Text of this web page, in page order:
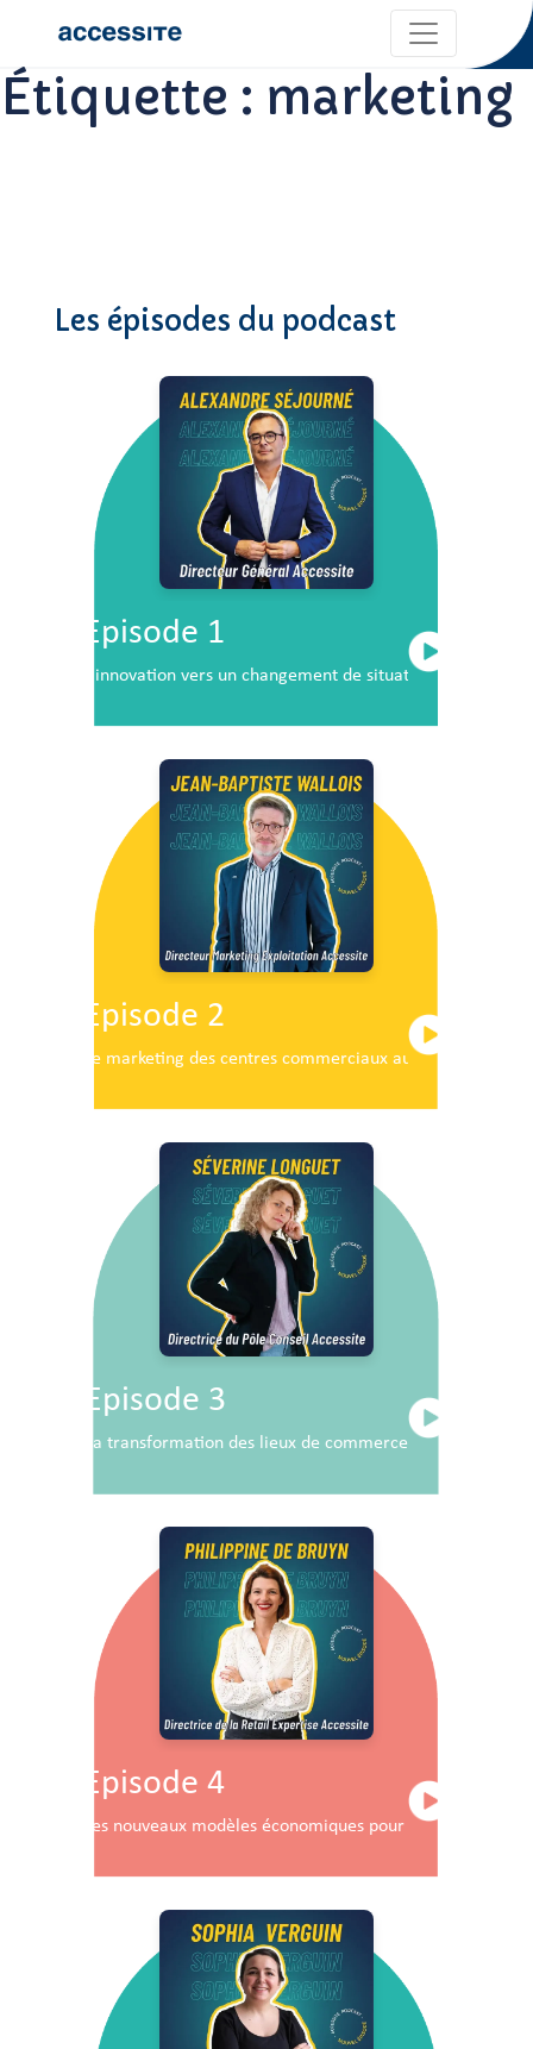
Étiquette : marketing
Les épisodes du podcast
Episode 1
L’innovation vers un changement de situation
Episode 2
Le marketing des centres commerciaux au service du
Episode 3
La transformation des lieux de commerce
Episode 4
Les nouveaux modèles économiques pour les centres